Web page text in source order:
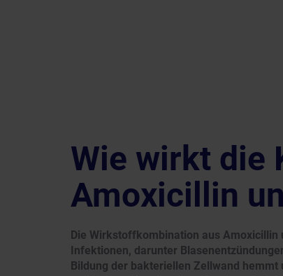
Wie wirkt die
Amoxicillin
Die Wirkstoffkombination aus
Infektionen, darunter
Bildung der bakteriellen Zellwand